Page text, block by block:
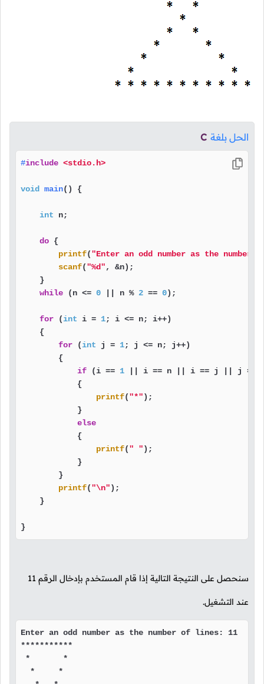
الحل بلغة C
#include <stdio.h>
void main() {
int n;
do {
printf("Enter an odd number as the
scanf("%d", &n);
    }
while (n <= 0 || n % 2 == 0);
for (int i = 1; i <= n; i++)
    {
for (int j = 1; j <= n; j++)
        {
if (i == 1 || i == n || i == j || j ==
            {
printf("*");
            }
else
            {
printf(" ");
            }
        }
printf("\n");
    }
}
سنحصل على النتيجة التالية إذا قام المستخدم بإدخال الرقم 11
عند التشغيل.
Enter an odd number as the number of lines: 11
***********
*       *
  *     *